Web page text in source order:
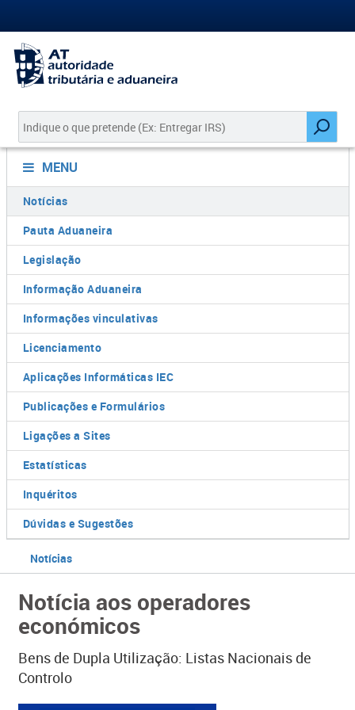
MENU
Notícias
Pauta Aduaneira
Legislação
Informação Aduaneira
Informações vinculativas
Licenciamento
Aplicações Informáticas IEC
Publicações e Formulários
Ligações a Sites
Estatísticas
Inquéritos
Dúvidas e Sugestões
Notícias
Notícia aos operadores
económicos
Bens de Dupla Utilização: Listas Nacionais de
Controlo